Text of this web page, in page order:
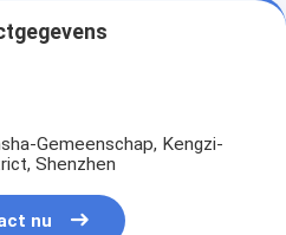
Gemeenschap, Kengzi-
Shenzhen
nu